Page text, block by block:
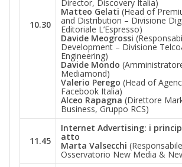
10.30
Director, Discovery Italia)
Matteo Gelati (Head of
and Distribution – Divisione
Editoriale L’Espresso)
Davide Meogrossi
Development – Divisione
Engineering)
Davide Mondo
Mediamond)
Valerio Perego (Head of
Facebook Italia)
Alceo Rapagna (Direttore
Business, Gruppo RCS)
11.45
Internet Advertising: i
atto
Marta Valsecchi
Osservatorio New Media &